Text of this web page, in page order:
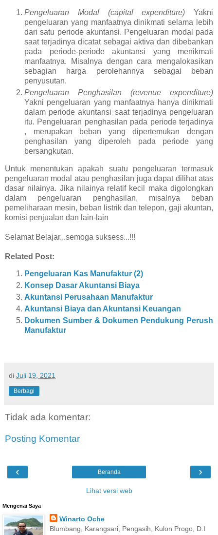
Pengeluaran Modal (capital expenditure) Yakni
pengeluaran yang manfaatnya dinikmati selama lebih
dari satu periode akuntansi. Pengeluaran modal pada
saat terjadinya dicatat sebagai aktiva dan dibebankan
pada periode-periode akuntansi yang menikmati
manfaatnya. Misalnya dengan cara mengalokasikan
sebagian harga perolehannya sebagai beban
penyusutan.
Pengeluaran Penghasilan (revenue expenditure)
Yakni pengeluaran yang manfaatnya hanya dinikmati
dalam periode akuntansi saat terjadinya pengeluaran
itu. Pengeluaran penghasilan pada periode terjadinya
, merupakan beban yang dipertemukan dengan
penghasilan yang diperoleh pada periode yang
bersangkutan.
Untuk menentukan apakah suatu pengeluaran termasuk
pengeluaran modal atau penghasilan juga dapat dilihat atas
dasar nilainya. Jika nilainya relatif kecil maka digolongkan
dalam pengeluaran penghasilan, misalnya beban
pemeliharaan mesin, beban listrik dan telepon, gaji akuntan,
komisi penjualan dan lain-lain
Selamat Belajar...semoga suksess...!!!
Related Post:
Pengeluaran Kas Manufaktur (2)
Konsep Dasar Akuntansi Biaya
Akuntansi Perusahaan Manufaktur
Akuntansi Biaya dan Akuntansi Keuangan
Dokumen Sumber & Dokumen Pendukung Perush
Manufaktur
di Juli 19, 2021
Berbagi
Tidak ada komentar:
Posting Komentar
‹ ›
Beranda
Lihat versi web
Mengenai Saya
Winarto Oche
Blumbang, Karangsari, Pengasih, Kulon Progo, D.I